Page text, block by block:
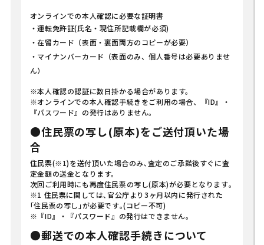
オンラインでの本人確認に必要な証明書
・運転免許証(氏名・現住所記載欄が必須)
・在留カード （表面・裏面両方のコピーが必要）
・マイナンバーカード （表面のみ、個人番号は必要ありませ
ん）
※本人確認の認証に数日掛かる場合があります。
※オンラインでの本人確認手続きをご利用の場合、『ID』・
『パスワード』の発行はありません。
●住民票の写し(原本)をご送付頂いた場
合
住民票(※1)を送付頂いた場合のみ､査定のご承諾後すぐに査
定金額の送金となります。
次回ご利用時にも再度住民票の写し(原本)が必要となります｡
※1 住民票に関しては､官公庁より3ヶ月以内に発行された
｢住民票の写し｣が必要です｡(コピー不可)
※『ID』・『パスワード』の発行はできません。
●郵送での本人確認手続きについて